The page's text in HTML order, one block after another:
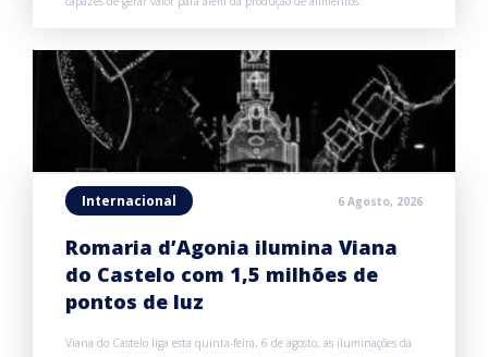
Internacional 6 Agosto, 2026
Romaria d’Agonia ilumina Viana
do Castelo com 1,5 milhões de
pontos de luz
Viana do Castelo liga esta quinta-feira, 6 de agosto, as iluminações da